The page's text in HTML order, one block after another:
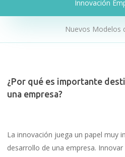
Innovación
Nuevos Modelos
¿Por qué es importante
una empresa?
La innovación juega un papel muy
desarrollo de una empresa.